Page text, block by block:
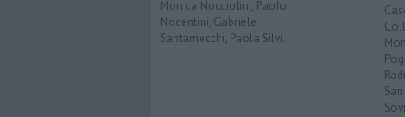
Monica Nocciolini, Paolo
Nocentini, Gabriele
Santarnecchi, Paola Silvi.